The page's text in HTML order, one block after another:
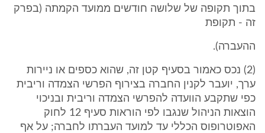
בתוך תקופה של שלושה חודשים ממועד הקמתה (בפרק
זה - תקופת
ההעברה).
(2) נכס כאמור בסעיף קטן זה, שהוא כספים או ניירות
ערך, יועבר לקנין החברה בצירוף הפרשי הצמדה וריבית
כפי שתקבע הוועדה להפרשי הצמדה וריבית ובניכוי
הוצאות הניהול שנגבו לפי הוראות סעיף 12 לחוק
האפוטרופוס הכללי עד למועד העברתו לחברה; על אף